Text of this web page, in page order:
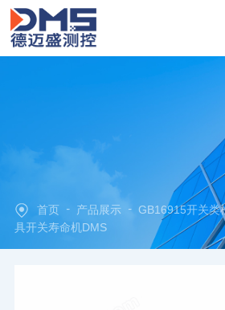
产品中心
新闻中心
首页 - 产品展示 - GB16915开关类
具开关寿命机DMS